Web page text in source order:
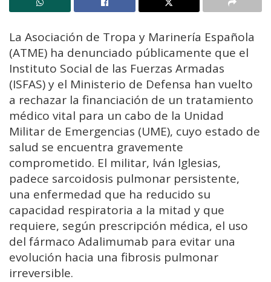
La Asociación de Tropa y Marinería Española
(ATME) ha denunciado públicamente que el
Instituto Social de las Fuerzas Armadas
(ISFAS) y el Ministerio de Defensa han vuelto
a rechazar la financiación de un tratamiento
médico vital para un cabo de la Unidad
Militar de Emergencias (UME), cuyo estado de
salud se encuentra gravemente
comprometido. El militar, Iván Iglesias,
padece sarcoidosis pulmonar persistente,
una enfermedad que ha reducido su
capacidad respiratoria a la mitad y que
requiere, según prescripción médica, el uso
del fármaco Adalimumab para evitar una
evolución hacia una fibrosis pulmonar
irreversible.